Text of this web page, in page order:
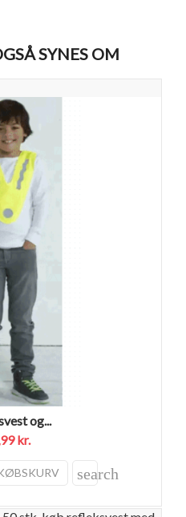
SYNES OM
og...
kr.
search